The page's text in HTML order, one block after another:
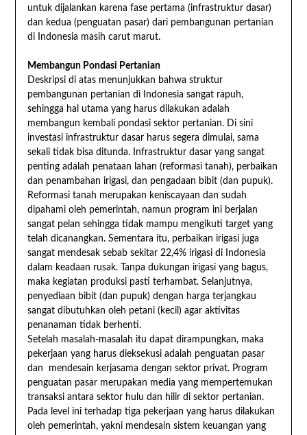
untuk dijalankan karena fase pertama (infrastruktur dasar)
dan kedua (penguatan pasar) dari pembangunan pertanian
di Indonesia masih carut marut.
Membangun Pondasi Pertanian
Deskripsi di atas menunjukkan bahwa struktur
pembangunan pertanian di Indonesia sangat rapuh,
sehingga hal utama yang harus dilakukan adalah
membangun kembali pondasi sektor pertanian. Di sini
investasi infrastruktur dasar harus segera dimulai, sama
sekali tidak bisa ditunda. Infrastruktur dasar yang sangat
penting adalah penataan lahan (reformasi tanah), perbaikan
dan penambahan irigasi, dan pengadaan bibit (dan pupuk).
Reformasi tanah merupakan keniscayaan dan sudah
dipahami oleh pemerintah, namun program ini berjalan
sangat pelan sehingga tidak mampu mengikuti target yang
telah dicanangkan. Sementara itu, perbaikan irigasi juga
sangat mendesak sebab sekitar 22,4% irigasi di Indonesia
dalam keadaan rusak. Tanpa dukungan irigasi yang bagus,
maka kegiatan produksi pasti terhambat. Selanjutnya,
penyediaan bibit (dan pupuk) dengan harga terjangkau
sangat dibutuhkan oleh petani (kecil) agar aktivitas
penanaman tidak berhenti.
Setelah masalah-masalah itu dapat dirampungkan, maka
pekerjaan yang harus dieksekusi adalah penguatan pasar
dan mendesain kerjasama dengan sektor privat. Program
penguatan pasar merupakan media yang mempertemukan
transaksi antara sektor hulu dan hilir di sektor pertanian.
Pada level ini terhadap tiga pekerjaan yang harus dilakukan
oleh pemerintah, yakni mendesain sistem keuangan yang